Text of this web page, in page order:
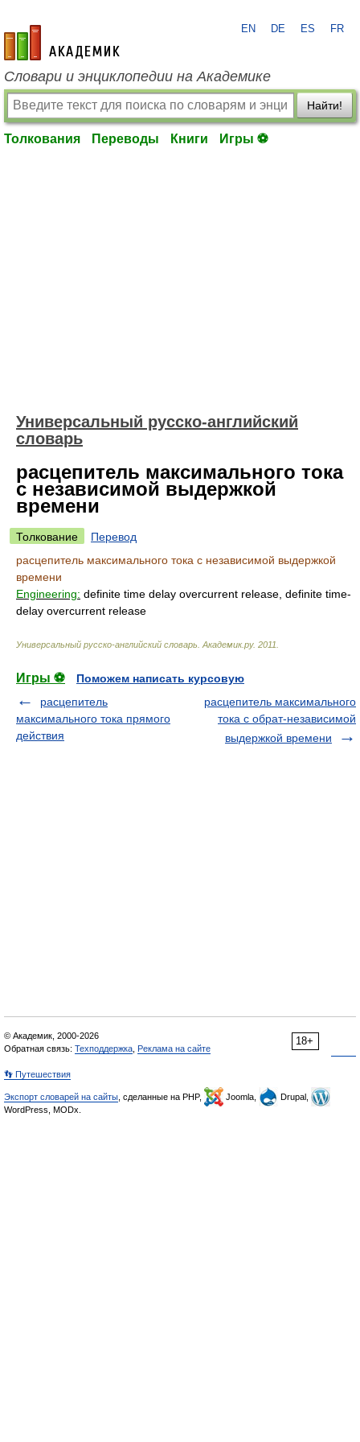
academic.ru
EN DE ES FR
Словари и энциклопедии на Академике
Найти!
Толкования Переводы Книги Игры ⚽
Универсальный русско-английский
словарь
расцепитель максимального тока
с независимой выдержкой
времени
Толкование
Перевод
расцепитель максимального тока с независимой выдержкой
времени
Engineering: definite time delay overcurrent release, definite time-
delay overcurrent release
Универсальный русско-английский словарь Академик.ру. 2011
Игры ⚽
Поможем написать курсовую
расцепитель
максимального тока прямого
действия
расцепитель максимального
тока с обрат-независимой
выдержкой времени
18+
© Академик, 2000-2026
Обратная связь: Техподдержка Реклама на сайте
👣 Путешествия
Экспорт словарей на сайты , сделанные на PHP, Joomla,
Drupal,
WordPress, MODx.